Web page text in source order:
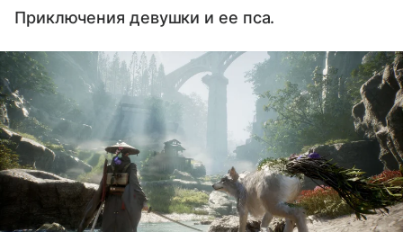
Приключения девушки и ее пса.